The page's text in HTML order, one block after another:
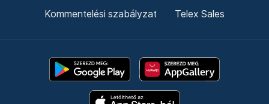
Kommentelési szabályzat Telex Sales